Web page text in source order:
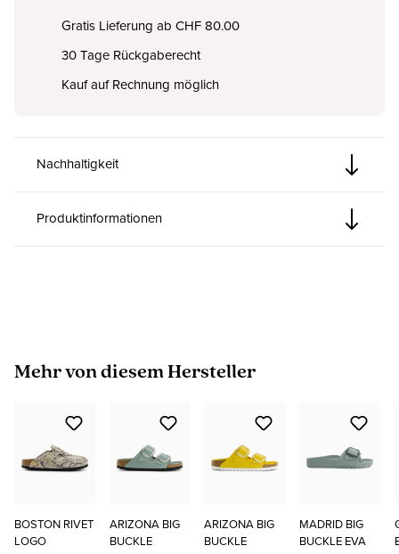
Gratis Lieferung ab CHF 80.00
30 Tage Rückgaberecht
Kauf auf Rechnung möglich
Nachhaltigkeit
Produktinformationen
Produktgalerie überspringen
Mehr von diesem Hersteller
BOSTON RIVET
LOGO
ARIZONA BIG
BUCKLE
ARIZONA BIG
BUCKLE
MADRID BIG
BUCKLE EVA